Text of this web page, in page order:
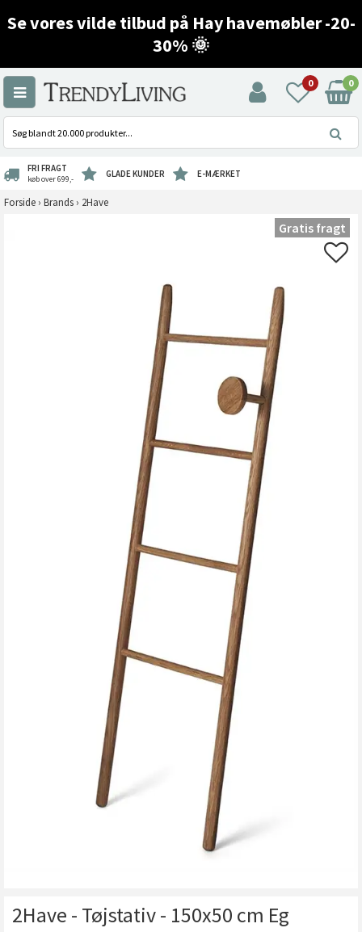
Se vores vilde tilbud på Hay havemøbler -20-
30% 🌞
0 0
FRI FRAGT
køb over 699,- GLADE KUNDER E-MÆRKET
Forside › Brands › 2Have
Gratis fragt
2Have - Tøjstativ - 150x50 cm Eg